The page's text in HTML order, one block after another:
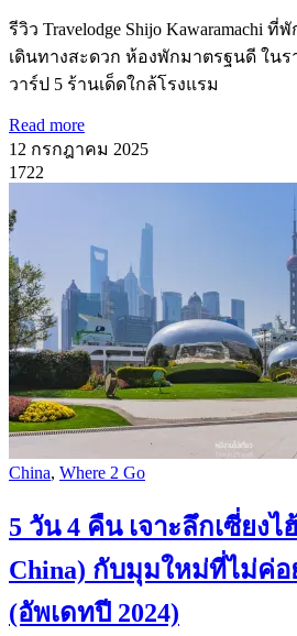
รีวิว Travelodge Shijo Kawaramachi ที่
เดินทางสะดวก ห้องพักมาตรฐนดี ในร
วาร์ป 5 ร้านเด็ดใกล้โรงแรม
Read more
12 กรกฎาคม 2025
1722
China, Where 2 Go
5 วัน 4 คืน เจาะลึกเซี่ยงไ
China) กับมุมใหม่ที่ไม่ค่อ
(อัพเดทปี 2024)